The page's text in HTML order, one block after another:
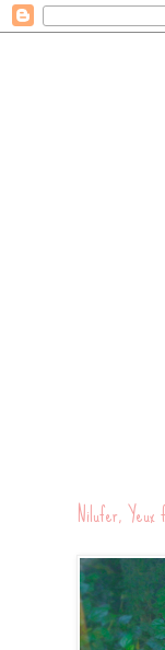
Nilufer, Yeux